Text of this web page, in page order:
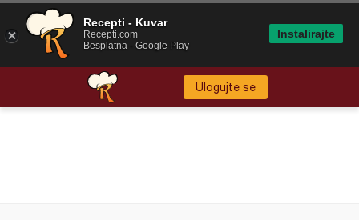
Ulogujte se
Recepti - Kuvar
Recepti.com
Besplatna - Google Play
Instalirajte